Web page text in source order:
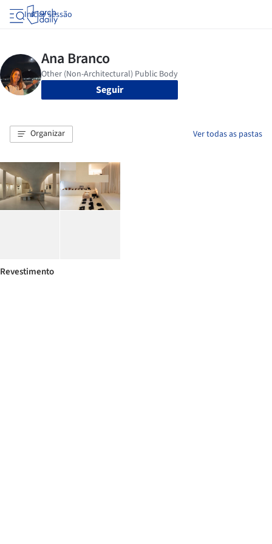
Iniciar sessão
Seguir
Organizar Ver todas as pastas
Revestimento